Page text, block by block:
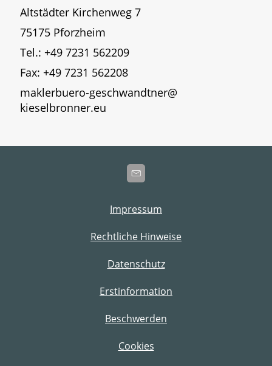
Altstädter Kirchenweg 7
75175 Pforzheim
Tel.: +49 7231 562209
Fax: +49 7231 562208
maklerbuero-geschwandtner@
kieselbronner.eu
Impressum
Rechtliche Hinweise
Datenschutz
Erstinformation
Beschwerden
Cookies